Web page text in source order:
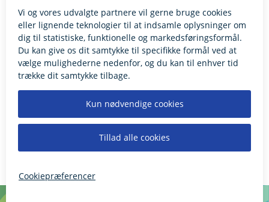
BILLUND.DK
Tilgængelighedserklæring
Giv feedback til hjemmesiden